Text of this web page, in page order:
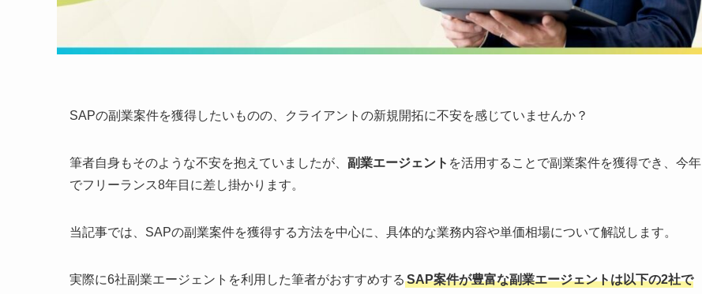
SAPの副業案件を獲得したいものの、クライアントの新規開拓に不安を感じていませんか？
筆者自身もそのような不安を抱えていましたが、 副業エージェント を活用することで副業案件を獲得でき、今年
でフリーランス8年目に差し掛かります。
当記事では、SAPの副業案件を獲得する方法を中心に、具体的な業務内容や単価相場について解説します。
実際に6社副業エージェントを利用した筆者がおすすめする SAP案件が豊富な副業エージェントは以下の2社で